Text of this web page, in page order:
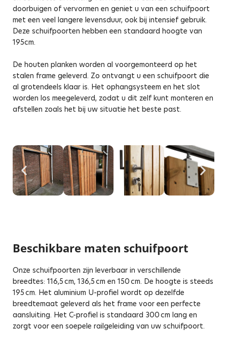
doorbuigen of vervormen en geniet u van een schuifpoort
met een veel langere levensduur, ook bij intensief gebruik.
Deze schuifpoorten hebben een standaard hoogte van
195cm.
De houten planken worden al voorgemonteerd op het
stalen frame geleverd. Zo ontvangt u een schuifpoort die
al grotendeels klaar is. Het ophangsysteem en het slot
worden los meegeleverd, zodat u dit zelf kunt monteren en
afstellen zoals het bij uw situatie het beste past.
Beschikbare maten schuifpoort
Onze schuifpoorten zijn leverbaar in verschillende
breedtes: 116,5 cm, 136,5 cm en 150 cm. De hoogte is steeds
195 cm. Het aluminium U-profiel wordt op dezelfde
breedtemaat geleverd als het frame voor een perfecte
aansluiting. Het C-profiel is standaard 300 cm lang en
zorgt voor een soepele railgeleiding van uw schuifpoort.